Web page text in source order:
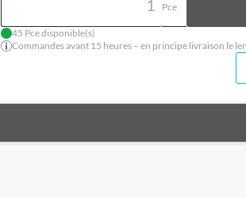
Pce
45 Pce disponible(s)
Commandes avant 15 heures – en principe livraison le